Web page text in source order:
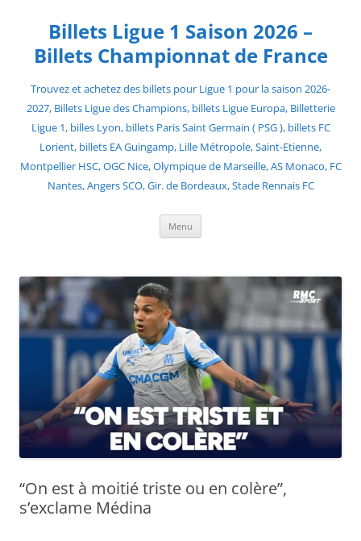
contentBillets Ligue 1 Saison 2026 –
Billets Championnat de France
Trouvez et achetez des billets pour Ligue 1 pour la saison 2026-
2027, Billets Ligue des Champions, billets Ligue Europa, Billetterie
Ligue 1, billes Lyon, billets Paris Saint Germain ( PSG ), billets FC
Lorient, billets EA Guingamp, Lille Métropole, Saint-Etienne,
Montpellier HSC, OGC Nice, Olympique de Marseille, AS Monaco, FC
Nantes, Angers SCO, Gir. de Bordeaux, Stade Rennais FC
Menu
“On est à moitié triste ou en colère”,
s’exclame Médina